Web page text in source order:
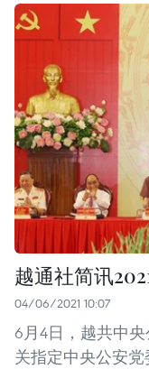
越通社简讯
04/06/2021 10:07
6月4日，越共中
关指定中央公安